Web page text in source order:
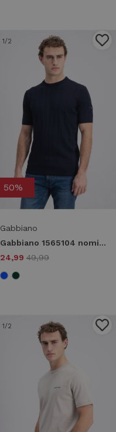
1/2
50%
Gabbiano
Gabbiano 1565104 nomik Print T-shirts 301 navy
24,99 49,99
1/2